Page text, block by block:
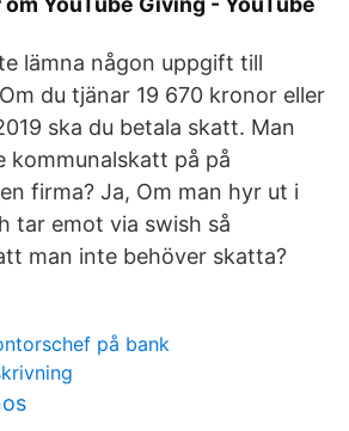
lämna någon uppgift till
du tjänar 19 670 kronor eller
ska du betala skatt. Man
kommunalskatt på på
firma? Ja, Om man hyr ut i
tar emot via swish så
man inte behöver skatta?
på bank